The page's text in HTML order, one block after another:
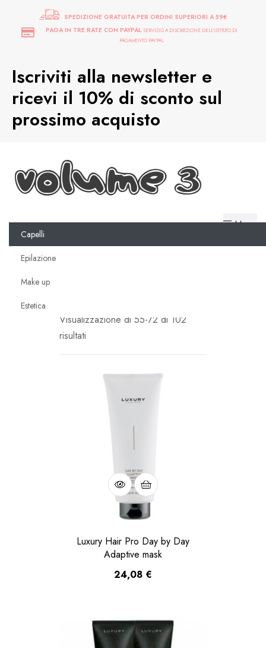
SPEDIZIONE GRATUITA PER ORDINI SUPERIORI A 59€
PAGA IN TRE RATE CON PAYPAL SERVIZIO A DISCREZIONE DELL'ISTITUTO DI
PAGAMENTO PAYPAL
Iscriviti alla newsletter e
ricevi il 10% di sconto sul
prossimo acquisto
Menu
Capelli
Epilazione
Make up
Estetica
Visualizzazione di 55-72 di 102
risultati
Luxury Hair Pro Day by Day
Adaptive mask
24,08 €